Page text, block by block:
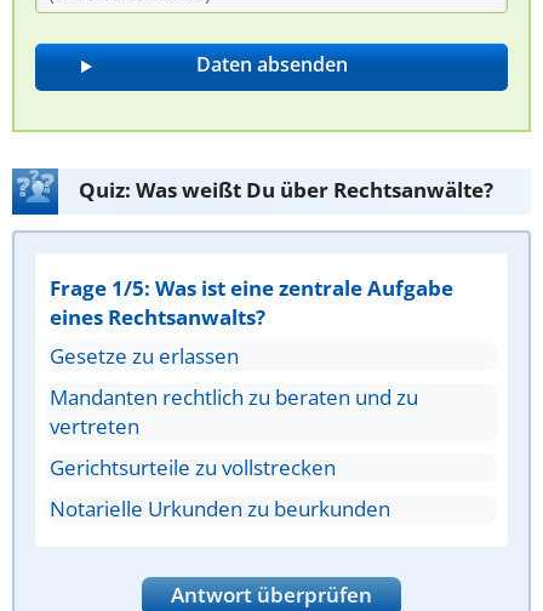
Quiz: Was weißt Du über Rechtsanwälte?
Frage 1/5: Was ist eine zentrale Aufgabe
eines Rechtsanwalts?
Gesetze zu erlassen
Mandanten rechtlich zu beraten und zu
vertreten
Gerichtsurteile zu vollstrecken
Notarielle Urkunden zu beurkunden
Antwort überprüfen